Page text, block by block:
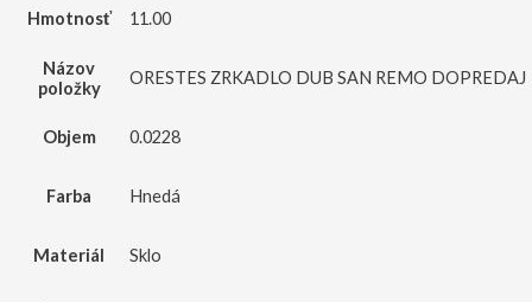
Hmotnosť 11.00
Názov
položky
ORESTES ZRKADLO DUB SAN REMO DOPREDAJ
Objem 0.0228
Farba Hnedá
Materiál Sklo